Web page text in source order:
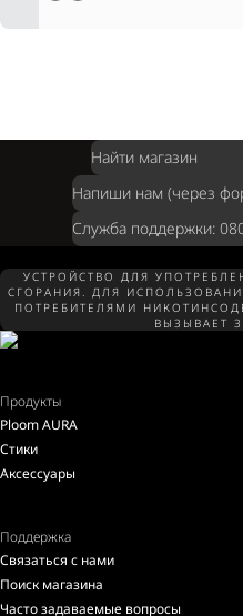
Найти магазин
Напиши нам (через
Служба поддержки:
УСТРОЙСТВО ДЛЯ
СГОРАНИЯ. ДЛЯ
ПОТРЕБИТЕЛЯМИ
ВЫЗЫВАЕТ
Продукты
Ploom AURA
Стики
Аксессуары
Поддержка
Связаться с нами
Поиск магазина
Часто задаваемые вопросы